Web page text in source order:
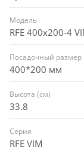
Модель
RFE 400х200-4
Посадочный
400*200 мм
Высота (см)
33.8
Серия
RFE VIM